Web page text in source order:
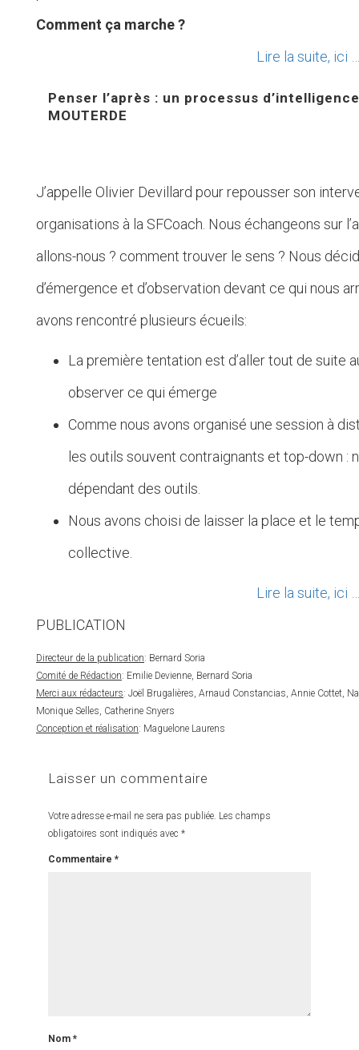
Comment ça marche ?
Lire la suite, ici …
Penser l’après : un processus
MOUTERDE
J’appelle Olivier Devillard pour repousser son
organisations à la SFCoach. Nous échangeons sur
allons-nous ? comment trouver le sens ? Nous
d’émergence et d’observation devant ce qui nous
avons rencontré plusieurs écueils:
La première tentation est d’aller tout de suite
observer ce qui émerge
Comme nous avons organisé une session à
les outils souvent contraignants et top-down :
dépendant des outils.
Nous avons choisi de laisser la place et le
collective.
Lire la suite, ici …
PUBLICATION
Directeur de la publication: Bernard Soria
Comité de Rédaction: Emilie Devienne, Bernard Soria
Merci aux rédacteurs: Joël Brugalières, Arnaud Constancias, Annie Cottet,
Monique Selles, Catherine Snyers
Conception et réalisation: Maguelone Laurens
Laisser un commentaire
Votre adresse e-mail ne sera pas publiée. Les champs
obligatoires sont indiqués avec *
Commentaire *
Nom *